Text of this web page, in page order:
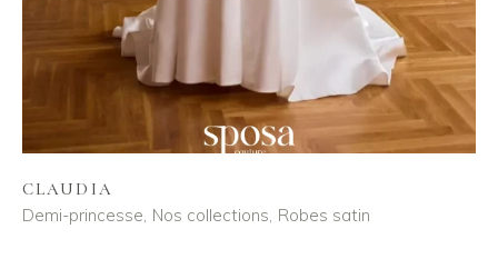
CLAUDIA
Demi-princesse Nos collections Robes satin